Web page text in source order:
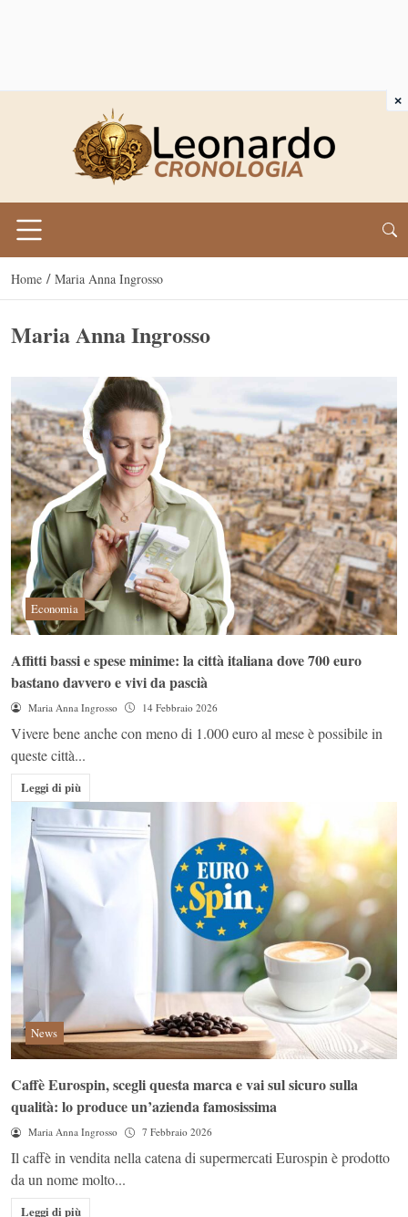
Home / Maria Anna Ingrosso
Maria Anna Ingrosso
Economia
Affitti bassi e spese minime: la città italiana dove 700 euro
bastano davvero e vivi da pascià
Maria Anna Ingrosso 14 Febbraio 2026
Vivere bene anche con meno di 1.000 euro al mese è possibile in
queste città...
Leggi di più
News
Caffè Eurospin, scegli questa marca e vai sul sicuro sulla
qualità: lo produce un’azienda famosissima
Maria Anna Ingrosso 7 Febbraio 2026
Il caffè in vendita nella catena di supermercati Eurospin è prodotto
da un nome molto...
Leggi di più
×